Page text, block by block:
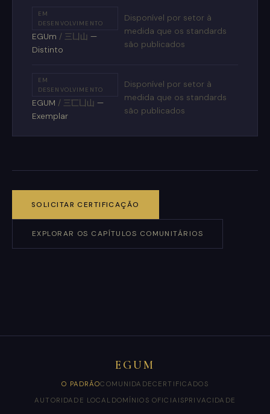
EM
DESENVOLVIMENTO
EGUm / 三凵山 —
Distinto
Disponível por setor à
medida que os standards
são publicados
EM
DESENVOLVIMENTO
EGUM / 三匸凵山 —
Exemplar
Disponível por setor à
medida que os standards
são publicados
SOLICITAR CERTIFICAÇÃO
EXPLORAR OS CAPÍTULOS COMUNITÁRIOS
EGUM
O PADRÃOCOMUNIDADECERTIFICADOS
AUTORIDADE LOCAL DOMÍNIOS OFICIAISPRIVACIDADE